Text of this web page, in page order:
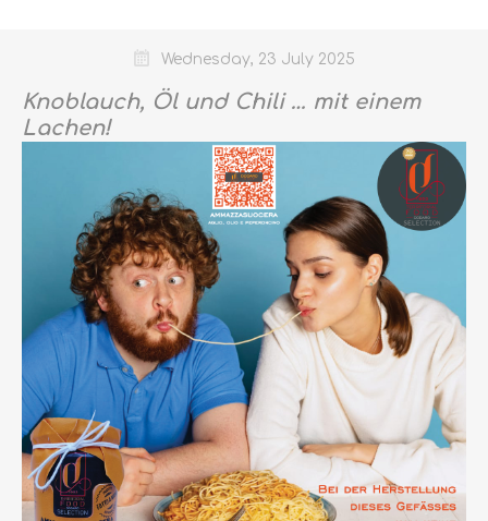
Wednesday, 23 July 2025
Knoblauch, Öl und Chili … mit einem
Lachen!